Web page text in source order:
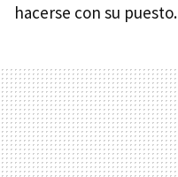
hacerse con su puesto.